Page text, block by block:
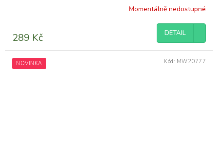
Momentálně nedostupné
289 Kč DETAIL
NOVINKA Kód: MW20777